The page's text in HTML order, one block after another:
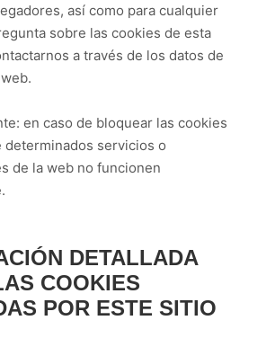
así como para cualquier
sobre las cookies de esta
a través de los datos de
en caso de bloquear las cookies
determinados servicios o
de la web no funcionen
DETALLADA
COOKIES
POR ESTE SITIO